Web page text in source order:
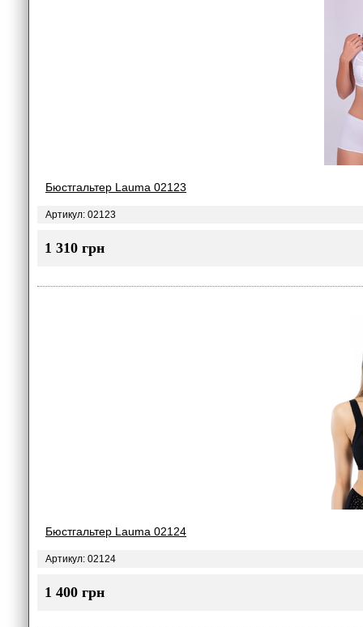
Бюстгальтер Lauma 02123
Артикул: 02123
1 310 грн
Бюстгальтер Lauma 02124
Артикул: 02124
1 400 грн